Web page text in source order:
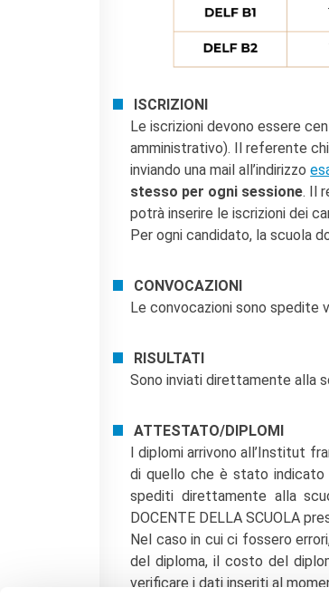
ISCRIZIONI
Le iscrizioni devono essere
amministrativo). Il referente
inviando una mail all’indirizzo
stesso per ogni sessione. Il
potrà inserire le iscrizioni dei
Per ogni candidato, la scuola
CONVOCAZIONI
Le convocazioni sono spedite
RISULTATI
Sono inviati direttamente alla
ATTESTATO/DIPLOMI
I diplomi arrivono all’Institut
di quello che è stato indicato
spediti direttamente alla
DOCENTE DELLA SCUOLA
Nel caso in cui ci fossero
del diploma, il costo del
verificare i dati inseriti al